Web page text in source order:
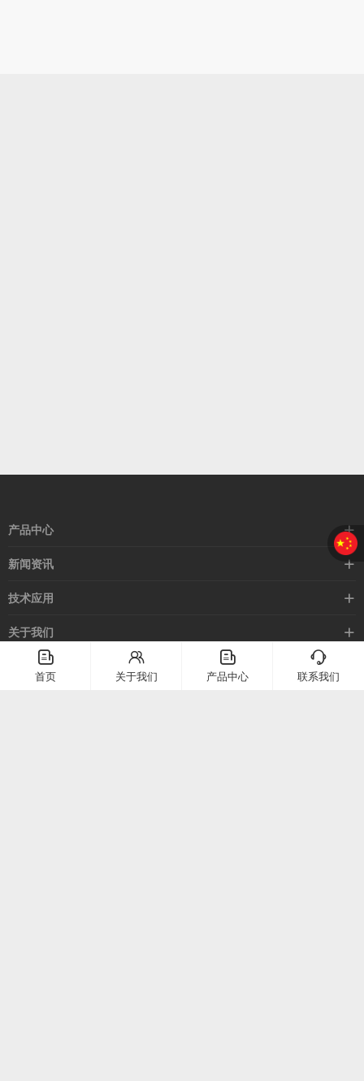
产品中心
接近开关
路灯控制器
新闻资讯
企业新闻
技术应用
技术支持
应用案例
常见问题
关于我们
企业简介
客服热线
󦤹
首页
󦃩
关于我们
󦤹
产品中心
󦘉
联系我们